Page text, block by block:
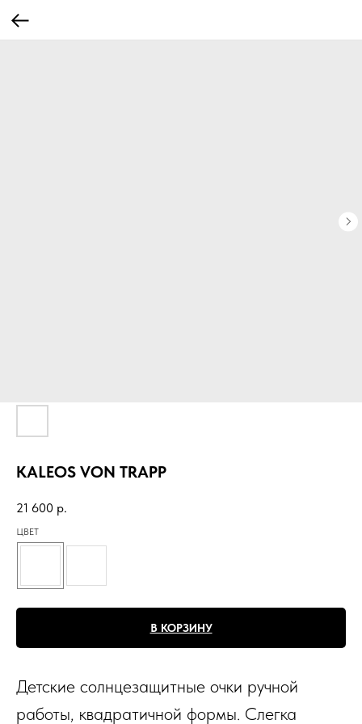
KALEOS VON TRAPP
21 600 р.
ЦВЕТ
В КОРЗИНУ
Детские солнцезащитные очки ручной
работы, квадратичной формы. Слегка